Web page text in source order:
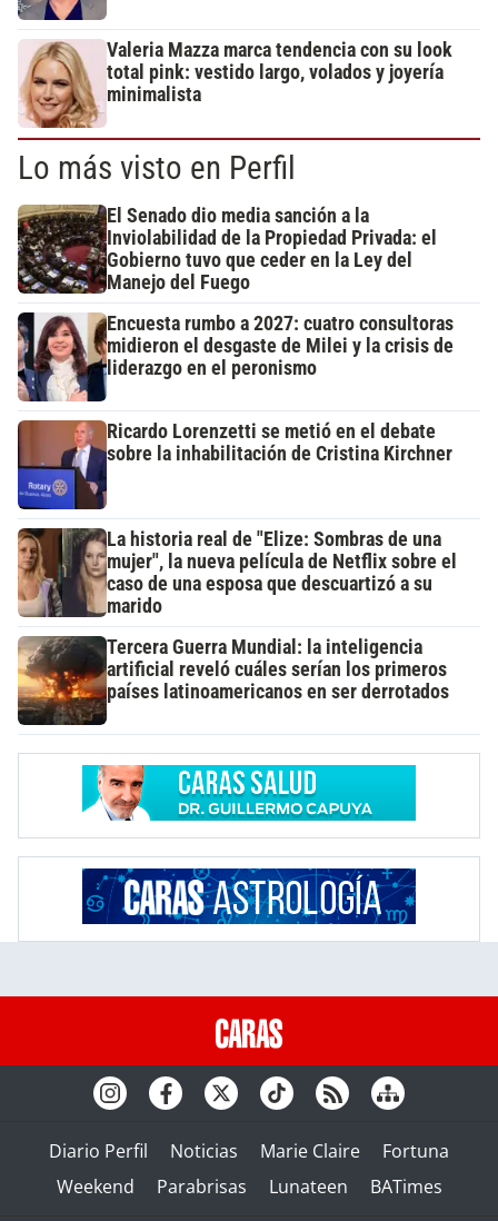
Valeria Mazza marca tendencia con su look
total pink: vestido largo, volados y joyería
minimalista
Lo más visto en Perfil
El Senado dio media sanción a la
Inviolabilidad de la Propiedad Privada: el
Gobierno tuvo que ceder en la Ley del
Manejo del Fuego
Encuesta rumbo a 2027: cuatro consultoras
midieron el desgaste de Milei y la crisis de
liderazgo en el peronismo
Ricardo Lorenzetti se metió en el debate
sobre la inhabilitación de Cristina Kirchner
La historia real de "Elize: Sombras de una
mujer", la nueva película de Netflix sobre el
caso de una esposa que descuartizó a su
marido
Tercera Guerra Mundial: la inteligencia
artificial reveló cuáles serían los primeros
países latinoamericanos en ser derrotados
Diario Perfil Noticias Marie Claire
Fortuna
Weekend
Parabrisas Lunateen BATimes